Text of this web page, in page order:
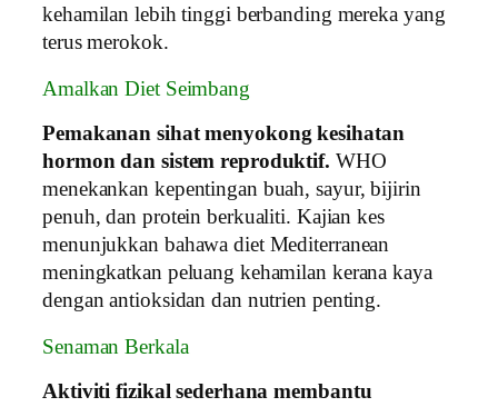
kehamilan lebih tinggi berbanding mereka yang
terus merokok.
Amalkan Diet Seimbang
Pemakanan sihat menyokong kesihatan
hormon dan sistem reproduktif. WHO
menekankan kepentingan buah, sayur, bijirin
penuh, dan protein berkualiti. Kajian kes
menunjukkan bahawa diet Mediterranean
meningkatkan peluang kehamilan kerana kaya
dengan antioksidan dan nutrien penting.
Senaman Berkala
Aktiviti fizikal sederhana membantu